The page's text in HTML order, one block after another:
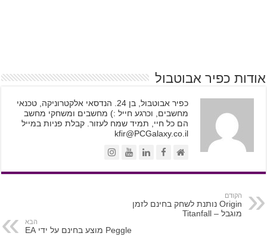
אודות כפיר אבוטבול
כפיר אבוטבול, בן 24. הנדסאי אלקטרוניקה, טכנאי
מחשבים, וכרגע חייל :) מחשבים ומשחקי מחשב
הם כל חיי, תמיד שמח לעזור. קבלת פניות במייל
kfir@PCGalaxy.co.il
הקודם
Origin נותנת לשחק בחינם לזמן
מוגבל – Titanfall
הבא
Peggle מוצע בחינם על ידי EA